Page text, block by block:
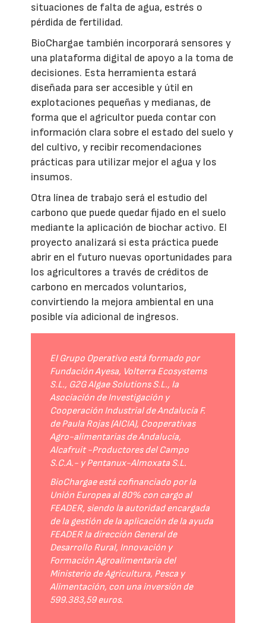
situaciones de falta de agua, estrés o
pérdida de fertilidad.
BioChargae también incorporará sensores y
una plataforma digital de apoyo a la toma de
decisiones. Esta herramienta estará
diseñada para ser accesible y útil en
explotaciones pequeñas y medianas, de
forma que el agricultor pueda contar con
información clara sobre el estado del suelo y
del cultivo, y recibir recomendaciones
prácticas para utilizar mejor el agua y los
insumos.
Otra línea de trabajo será el estudio del
carbono que puede quedar fijado en el suelo
mediante la aplicación de biochar activo. El
proyecto analizará si esta práctica puede
abrir en el futuro nuevas oportunidades para
los agricultores a través de créditos de
carbono en mercados voluntarios,
convirtiendo la mejora ambiental en una
posible vía adicional de ingresos.
El Grupo Operativo está formado por
Fundación Ayesa, Volterra Ecosystems
S.L., G2G Algae Solutions S.L., la
Asociación de Investigación y
Cooperación Industrial de Andalucía F.
de Paula Rojas (AICIA), Cooperativas
Agro-alimentarias de Andalucía,
Alcafruit -Productores del Campo
S.C.A.- y Pentanux-Almoxata S.L.
BioChargae está cofinanciado por la
Unión Europea al 80% con cargo al
FEADER, siendo la autoridad encargada
de la gestión de la aplicación de la ayuda
FEADER la dirección General de
Desarrollo Rural, Innovación y
Formación Agroalimentaria del
Ministerio de Agricultura, Pesca y
Alimentación, con una inversión de
599.383,59 euros.